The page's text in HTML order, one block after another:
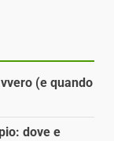
(e quando
dove e